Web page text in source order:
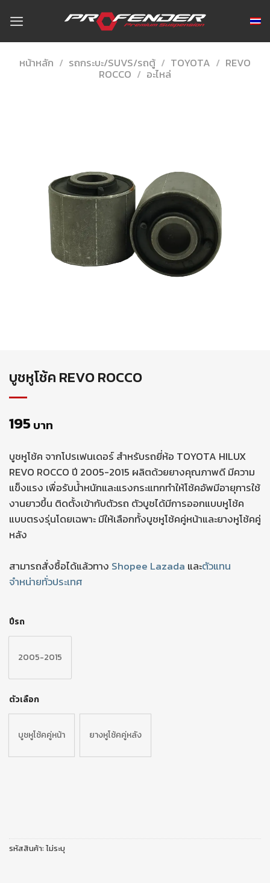
content
หน้าหลัก / รถกระบะ/SUVS/รถตู้ / TOYOTA / REVO
ROCCO / อะไหล่
บูชหูโช้ค REVO ROCCO
195 บาท
บูชหูโช้ค จากโปรเฟนเดอร์ สำหรับรถยี่ห้อ TOYOTA HILUX
REVO ROCCO ปี 2005-2015 ผลิตด้วยยางคุณภาพดี มีความ
แข็งแรง เพื่อรับน้ำหนักและแรงกระแทกทำให้โช้คอัพมีอายุการใช้
งานยาวขึ้น ติดตั้งเข้ากับตัวรถ ตัวบูชได้มีการออกแบบหูโช้ค
แบบตรงรุ่นโดยเฉพาะ มีให้เลือกทั้งบูชหูโช้คคู่หน้าและยางหูโช้คคู่
หลัง
สามารถสั่งซื้อได้แล้วทาง Shopee Lazada และตัวแทน
จำหน่ายทั่วประเทศ
ปีรถ
2005-2015
ตัวเลือก
บูชหูโช้คคู่หน้า ยางหูโช้คคู่หลัง
รหัสสินค้า:ไม่ระบุ